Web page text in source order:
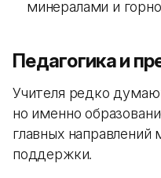
минералами и
Педагогика и
Учителя редко
но именно
главных
поддержки.